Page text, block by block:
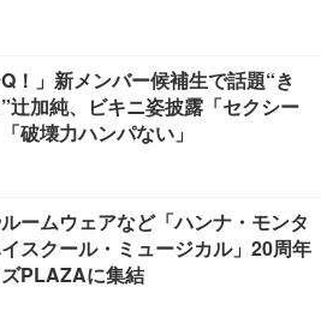
Q！」新メンバー候補生で話題“き
辻加純、ビキニ姿披露「セクシー
破壊力ハンパない」
ームウェアなど「ハンナ・モンタ
スクール・ミュージカル」20周年
PLAZAに集結